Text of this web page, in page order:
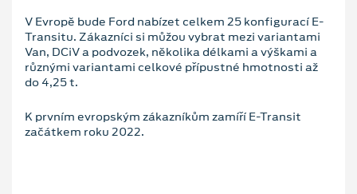
V Evropě bude Ford nabízet celkem 25 konfigurací E-
Transitu. Zákazníci si můžou vybrat mezi variantami
Van, DCiV a podvozek, několika délkami a výškami a
různými variantami celkové přípustné hmotnosti až
do 4,25 t.
K prvním evropským zákazníkům zamíří E-Transit
začátkem roku 2022.